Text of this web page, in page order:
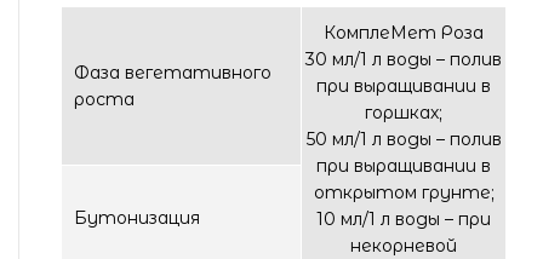
Фаза вегетативного
роста
КомплеМет Роза
30 мл/1 л воды – полив
при выращивании в
горшках;
50 мл/1 л воды – полив
при выращивании в
открытом грунте;
10 мл/1 л воды – при
некорневой
Бутонизация